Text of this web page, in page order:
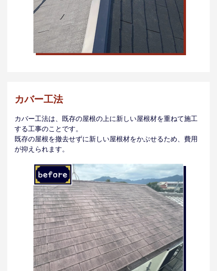
カバー工法
カバー工法は、既存の屋根の上に新しい屋根材を重ねて施工
する工事のことです。
既存の屋根を撤去せずに新しい屋根材をかぶせるため、費用
が抑えられます。